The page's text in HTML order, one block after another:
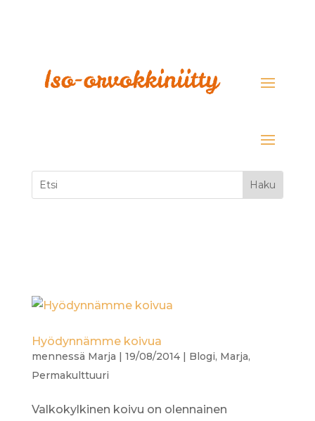
Hyödynnämme koivua
mennessä Marja | 19/08/2014| Blogi, Marja,
Permakulttuuri
Valkokylkinen koivu on olennainen